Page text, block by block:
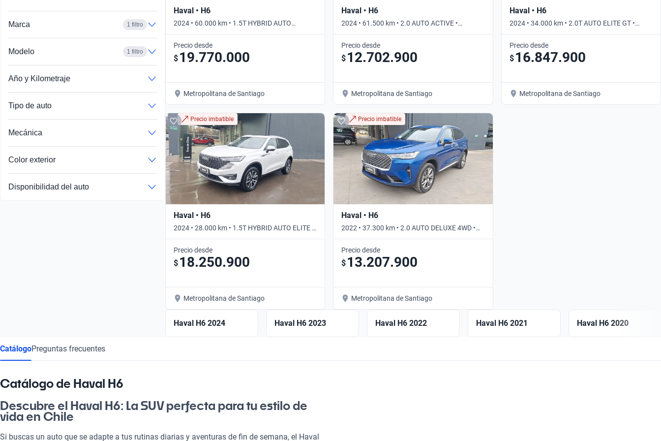
Marca 1 filtro
Modelo 1 filtro
Año y Kilometraje
Tipo de auto
Mecánica
Color exterior
Disponibilidad del auto
Haval • H6
2024 • 60.000 km • 1.5T HYBRID AUTO
DELUXE • Automático
Precio desde
$ 19.770.000
Metropolitana de Santiago
Haval • H6
2024 • 61.500 km • 2.0 AUTO ACTIVE •
Automático
Precio desde
$ 12.702.900
Metropolitana de Santiago
Haval • H6
2024 • 34.000 km • 2.0T AUTO ELITE GT •
Automático
Precio desde
$ 16.847.900
Metropolitana de Santiago
Precio imbatible
Haval • H6
2024 • 28.000 km • 1.5T HYBRID AUTO ELITE •
Automático
Precio desde
$ 18.250.900
Metropolitana de Santiago
Precio imbatible
Haval • H6
2022 • 37.300 km • 2.0 AUTO DELUXE 4WD •
Automático
Precio desde
$ 13.207.900
Metropolitana de Santiago
Haval H6 2024 Haval H6 2023 Haval H6 2022 Haval H6 2021 Haval H6 2020
CatálogoPreguntas frecuentes
Catálogo de Haval H6
Descubre el Haval H6: La SUV perfecta para tu estilo de
vida en Chile
Si buscas un auto que se adapte a tus rutinas diarias y aventuras de fin de semana, el Haval